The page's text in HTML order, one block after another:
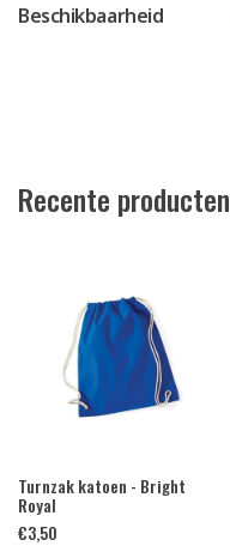
Beschikbaarheid
Recente producten
Turnzak katoen - Bright
Royal
€3,50